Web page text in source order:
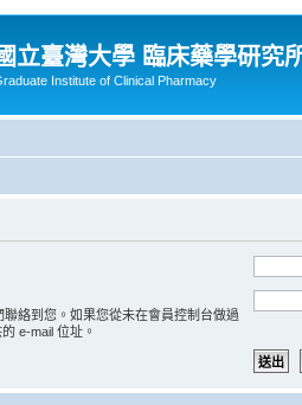
立臺灣大學 臨床藥學研究
Institute of Clinical Pharmacy
絡到您。如果您從未在會員控制台做過
e-mail 位址。